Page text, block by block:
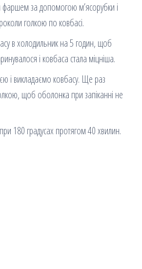
за допомогою м’ясорубки і
голкою по ковбасі.
в холодильник на 5 годин, щоб
і ковбаса стала міцніша.
і викладаємо ковбасу. Ще раз
щоб оболонка при запіканні не
180 градусах протягом 40 хвилин.